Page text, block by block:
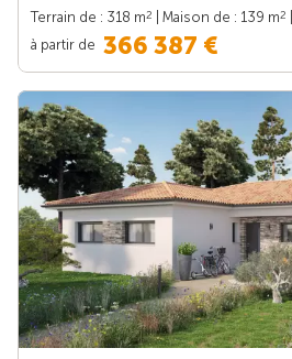
Terrain de : 318 m2 | Maison de : 139 m2
à partir de 366 387 €